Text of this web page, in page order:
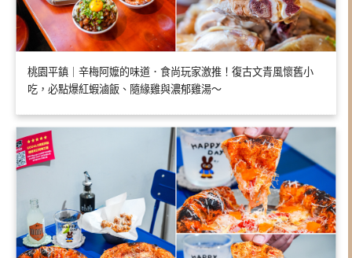
桃園平鎮｜辛梅阿嬤的味道．食尚玩家激推！復古文青風懷舊小
吃，必點爆紅蝦滷飯、隨緣雞與濃郁雞湯～